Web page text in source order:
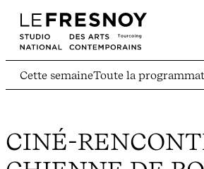
Cette semaineToute la
CINÉ-